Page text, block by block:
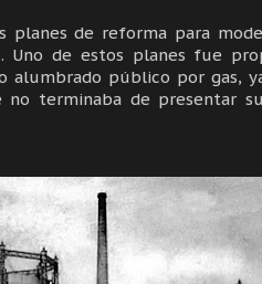
planes de reforma para
Uno de estos planes fue
alumbrado público por gas,
no terminaba de presentar